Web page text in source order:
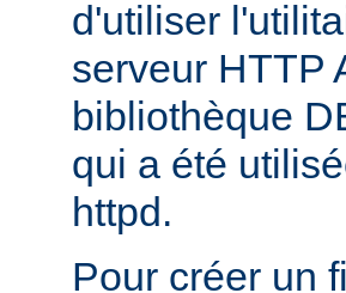
d'utiliser
serveur HTTP
bibliothèque
qui a été
httpd.
Pour créer un